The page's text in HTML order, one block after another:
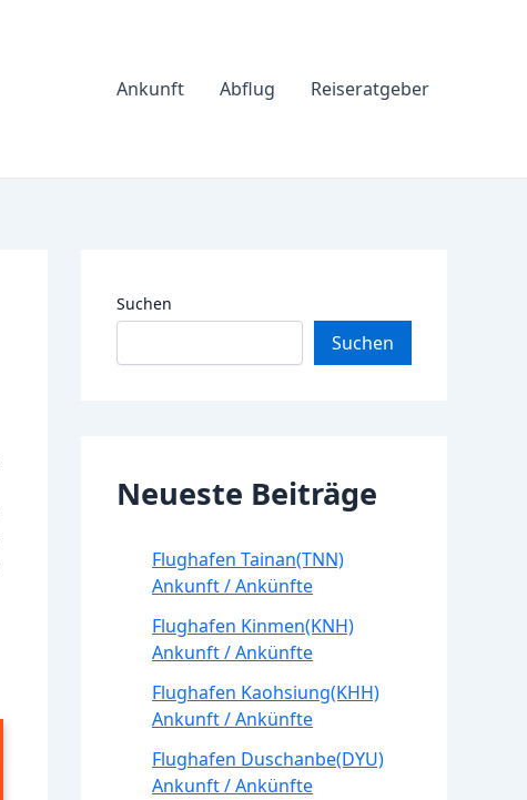
Ankunft Abflug Reiseratgeber
Suchen
Suchen
Neueste Beiträge
Flughafen Tainan(TNN)
Ankunft / Ankünfte
Flughafen Kinmen(KNH)
Ankunft / Ankünfte
Flughafen Kaohsiung(KHH)
Ankunft / Ankünfte
Flughafen Duschanbe(DYU)
Ankunft / Ankünfte